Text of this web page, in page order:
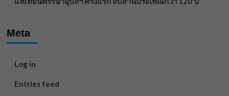
Meta
Log in
Entries feed